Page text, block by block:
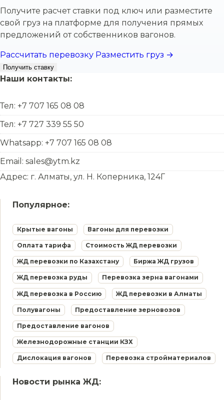
Получите расчет ставки под ключ или разместите
свой груз на платформе для получения прямых
предложений от собственников вагонов.
Рассчитать перевозку Разместить груз →
Получить ставку
Наши контакты:
Тел: +7 707 165 08 08
Тел: +7 727 339 55 50
Whatsapp: +7 707 165 08 08
Email: sales@ytm.kz
Адрес: г. Алматы, ул. Н. Коперника, 124Г
Популярное:
Крытые вагоны Вагоны для перевозки
Оплата тарифа Стоимость ЖД перевозки
ЖД перевозки по Казахстану Биржа ЖД грузов
ЖД перевозка руды Перевозка зерна вагонами
ЖД перевозка в Россию ЖД перевозки в Алматы
Полувагоны Предоставление зерновозов
Предоставление вагонов
Железнодорожные станции КЗХ
Дислокация вагонов Перевозка стройматериалов
Новости рынка ЖД: